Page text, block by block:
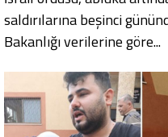
saldırılarına beşinci
Bakanlığı verilerine göre...